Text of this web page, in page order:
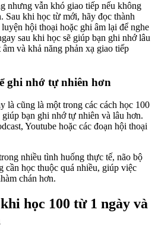
nhưng vẫn khó giao tiếp nếu không
Sau khi học từ mới, hãy đọc thành
hội thoại hoặc ghi âm lại để nghe
sau khi học sẽ giúp bạn ghi nhớ lâu
và khả năng phản xạ giao tiếp
ghi nhớ tự nhiên hơn
là cũng là một trong các cách học 100
bạn ghi nhớ tự nhiên và lâu hơn.
Youtube hoặc các đoạn hội thoại
nhiều tình huống thực tế, não bộ
cần học thuộc quá nhiều, giúp việc
chán hơn.
học 100 từ 1 ngày và